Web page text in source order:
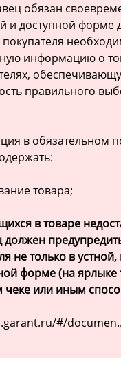
обязан
и доступной форме
покупателя
информацию о
правильного
в обязательном
товара;
в товаре
должен
не только в
форме (на ярлыке
чеке или иным
#/